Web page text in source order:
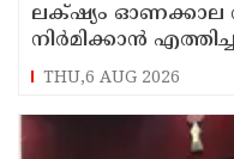
ലക്‌ഷ്യം ഓണക്കാല
നിർമിക്കാൻ എത്തിച്ച
പിടികൂടി; രണ്ട് പേർ
THU,6 AUG 2026